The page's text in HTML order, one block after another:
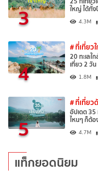
3 ใหญ่ ได้ทั้ง
4.3M
4
# ที่เที่ยว
20 ทะเลใ
เที่ยว 2 วั
1.8M
5
# ที่เที่ยว
อัปเดต 35
ไหนๆ ก็ต้อ
4.7M
แท็กยอดนิยม